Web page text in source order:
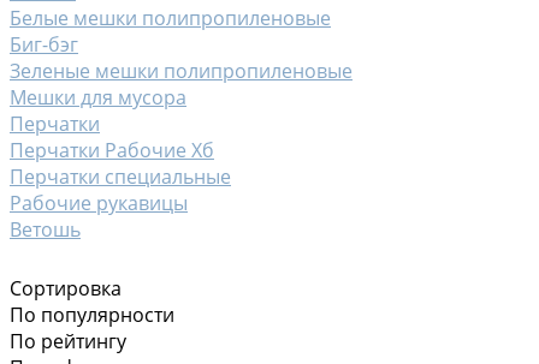
Белые мешки полипропиленовые
Биг-бэг
Зеленые мешки полипропиленовые
Мешки для мусора
Перчатки
Перчатки Рабочие Хб
Перчатки специальные
Рабочие рукавицы
Ветошь
Сортировка
По популярности
По рейтингу